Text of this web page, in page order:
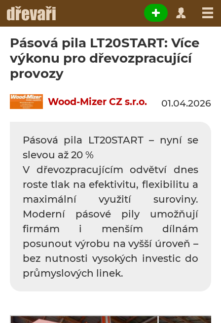
Pásová pila LT20START: Více
výkonu pro dřevozpracující
provozy
Wood-Mizer CZ s.r.o. 01.04.2026
Pásová pila LT20START – nyní se
slevou až 20 %
V dřevozpracujícím odvětví dnes
roste tlak na efektivitu, flexibilitu a
maximální využití suroviny.
Moderní pásové pily umožňují
firmám i menším dílnám
posunout výrobu na vyšší úroveň –
bez nutnosti vysokých investic do
průmyslových linek.